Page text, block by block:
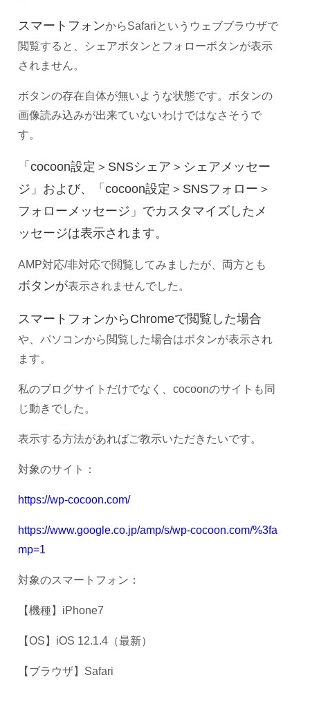
スマートフォンからSafariというウェブブラウザで
閲覧すると、シェアボタンとフォローボタンが表示
されません。
ボタンの存在自体が無いような状態です。ボタンの
画像読み込みが出来ていないわけではなさそうで
す。
「cocoon設定＞SNSシェア＞シェアメッセー
ジ」および、
「cocoon設定＞SNSフォロー＞
フォローメッセージ」でカスタマイズしたメ
ッセージは表示されます。
AMP対応/非対応で閲覧してみましたが、両方とも
ボタンが表示されませんでした。
スマートフォンからChromeで閲覧した場合
や、パソコンから閲覧した場合はボタンが表示され
ます。
私のブログサイトだけでなく、cocoonのサイトも同
じ動きでした。
表示する方法があればご教示いただきたいです。
対象のサイト：
https://wp-cocoon.com/
https://www.google.co.jp/amp/s/wp-cocoon.com/%3fa
mp=1
対象のスマートフォン：
【機種】iPhone7
【OS】iOS 12.1.4（最新）
【ブラウザ】Safari